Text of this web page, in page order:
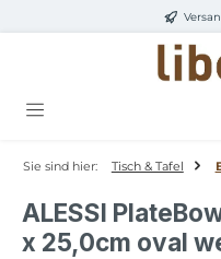
Zum Hauptinhalt springen
Sie sind hier: Tisch & Tafel
ALESSI
x 25,0cm oval